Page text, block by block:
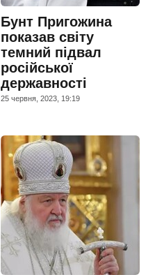
Бунт Пригожина
показав світу
темний підвал
російської
державності
25 червня, 2023, 19:19